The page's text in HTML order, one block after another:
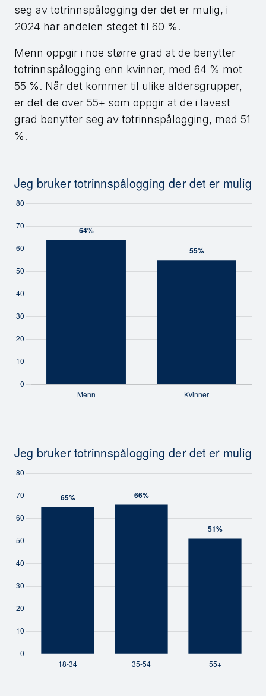
seg av totrinnspålogging der det er mulig, i
2024 har andelen steget til 60 %.
Menn oppgir i noe større grad at de benytter
totrinnspålogging enn kvinner, med 64 % mot
55 %. Når det kommer til ulike aldersgrupper,
er det de over 55+ som oppgir at de i lavest
grad benytter seg av totrinnspålogging, med 51
%.